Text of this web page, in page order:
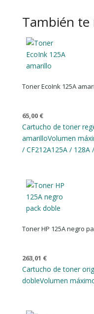
También
Toner EcoInk 125A
65,00 €
Cartucho de toner
amarilloVolumen
/ CF212A125A / 128A
Toner HP 125A negro
263,01 €
Cartucho de toner
dobleVolumen